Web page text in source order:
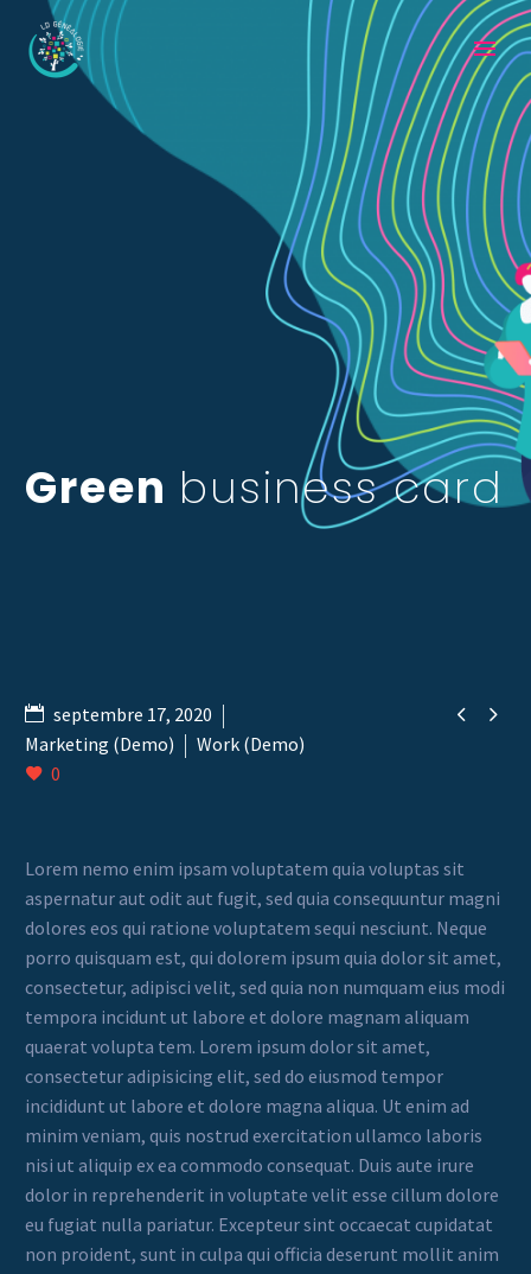
Green business card
 
septembre 17, 2020
Marketing (Demo)
Work (Demo)
0
Lorem nemo enim ipsam voluptatem quia voluptas sit
aspernatur aut odit aut fugit, sed quia consequuntur magni
dolores eos qui ratione voluptatem sequi nesciunt. Neque
porro quisquam est, qui dolorem ipsum quia dolor sit amet,
consectetur, adipisci velit, sed quia non numquam eius modi
tempora incidunt ut labore et dolore magnam aliquam
quaerat volupta tem. Lorem ipsum dolor sit amet,
consectetur adipisicing elit, sed do eiusmod tempor
incididunt ut labore et dolore magna aliqua. Ut enim ad
minim veniam, quis nostrud exercitation ullamco laboris
nisi ut aliquip ex ea commodo consequat. Duis aute irure
dolor in reprehenderit in voluptate velit esse cillum dolore
eu fugiat nulla pariatur. Excepteur sint occaecat cupidatat
non proident, sunt in culpa qui officia deserunt mollit anim